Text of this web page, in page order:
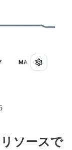
ソースで